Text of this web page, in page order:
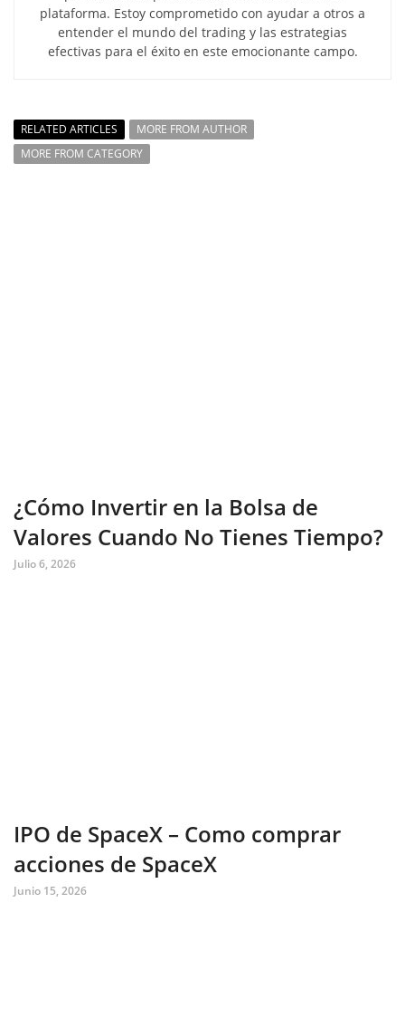
plataforma. Estoy comprometido con ayudar a otros a
entender el mundo del trading y las estrategias
efectivas para el éxito en este emocionante campo.
RELATED ARTICLES
MORE FROM AUTHOR
MORE FROM CATEGORY
¿Cómo Invertir en la Bolsa de
Valores Cuando No Tienes Tiempo?
Julio 6, 2026
IPO de SpaceX – Como comprar
acciones de SpaceX
Junio 15, 2026